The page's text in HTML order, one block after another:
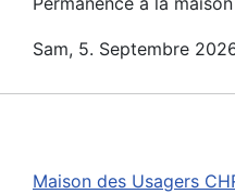
Sam, 5. Septembre
Maison des Usagers